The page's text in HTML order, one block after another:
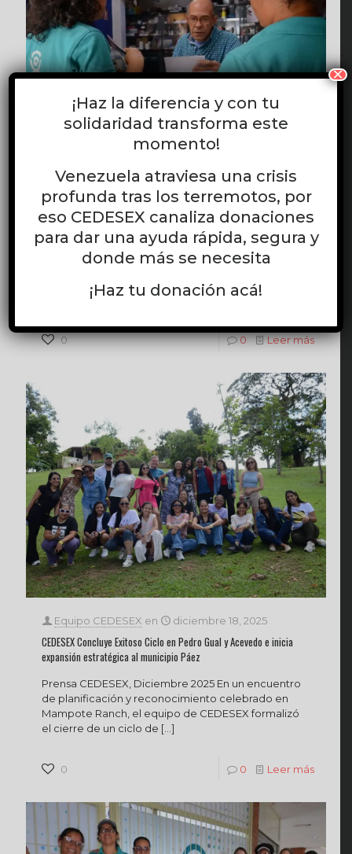
Equipo CEDESEX en diciembre 19, 2025
CEDESEX Impulsa #NavidadesLibresDeViolencia en Caracas y Valles
del Tuy
Prensa CEDESEX, Diciembre 2025 En un despliegue
de gran alcance territorial, CEDESEX implementó
«#NavidadesLibresDeViolencia» en dos zonas
estratégicas: el concurrido Bulevar de[…]
0 0 Leer más
Equipo CEDESEX en diciembre 18, 2025
CEDESEX Concluye Exitoso Ciclo en Pedro Gual y Acevedo e inicia
expansión estratégica al municipio Páez
Prensa CEDESEX, Diciembre 2025 En un encuentro
de planificación y reconocimiento celebrado en
Mampote Ranch, el equipo de CEDESEX formalizó
el cierre de un ciclo de […]
0 0 Leer más
¡Haz la diferencia y con tu
solidaridad transforma este
momento!
Venezuela atraviesa una crisis
profunda tras los terremotos, por
eso CEDESEX canaliza donaciones
para dar una ayuda rápida, segura y
donde más se necesita
¡Haz tu donación acá!
×